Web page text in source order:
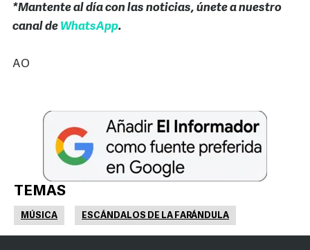
*Mantente al día con las noticias, únete a nuestro
canal de WhatsApp.
AO
TEMAS
MÚSICA ESCÁNDALOS DE LA FARÁNDULA